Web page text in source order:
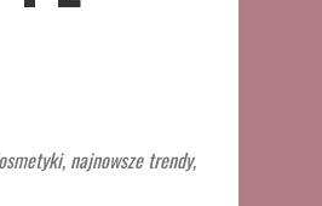
najnowsze trendy,